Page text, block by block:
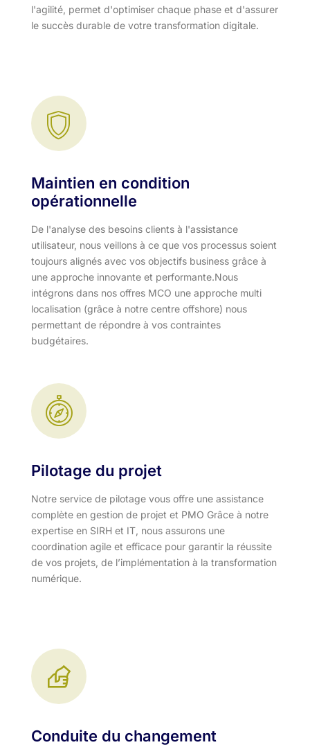
l'agilité, permet d'optimiser chaque phase et d'assurer
le succès durable de votre transformation digitale.
Maintien en condition
opérationnelle
De l'analyse des besoins clients à l'assistance
utilisateur, nous veillons à ce que vos processus soient
toujours alignés avec vos objectifs business grâce à
une approche innovante et performante.​ Nous
intégrons dans nos offres MCO une approche multi
localisation (grâce à notre centre offshore) nous
permettant de répondre à vos contraintes
budgétaires.
Pilotage du projet
Notre service de pilotage vous offre une assistance
complète en gestion de projet et PMO Grâce à notre
expertise en SIRH et IT, nous assurons une
coordination agile et efficace pour garantir la réussite
de vos projets, de l’implémentation à la transformation
numérique.
Conduite du changement